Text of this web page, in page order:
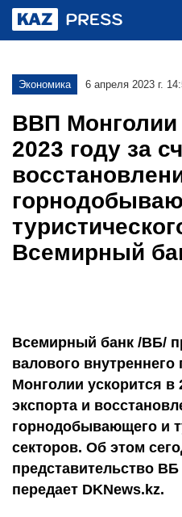
Экономика 6 апреля 2023 г.
ВВП Монголии
2023 году за
Всемирный
Всемирный банк /ВБ/
валового
Монголии ускорится в
экспорта и
горнодобывающего и
секторов. Об этом
представительство
передает DKNews.kz.